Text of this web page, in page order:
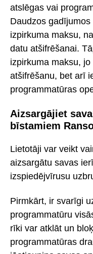
atslēgas vai
Daudzos
izpirkuma maksu,
datu atšifrēšanai.
izpirkuma maksu,
atšifrēšanu, bet arī
programmatūras
Aizsargājiet
bīstamiem
Lietotāji var veikt
aizsargātu savas
izspiedējvīrusu
Pirmkārt, ir svarīgi
programmatūru
rīki var atklāt un
programmatūras